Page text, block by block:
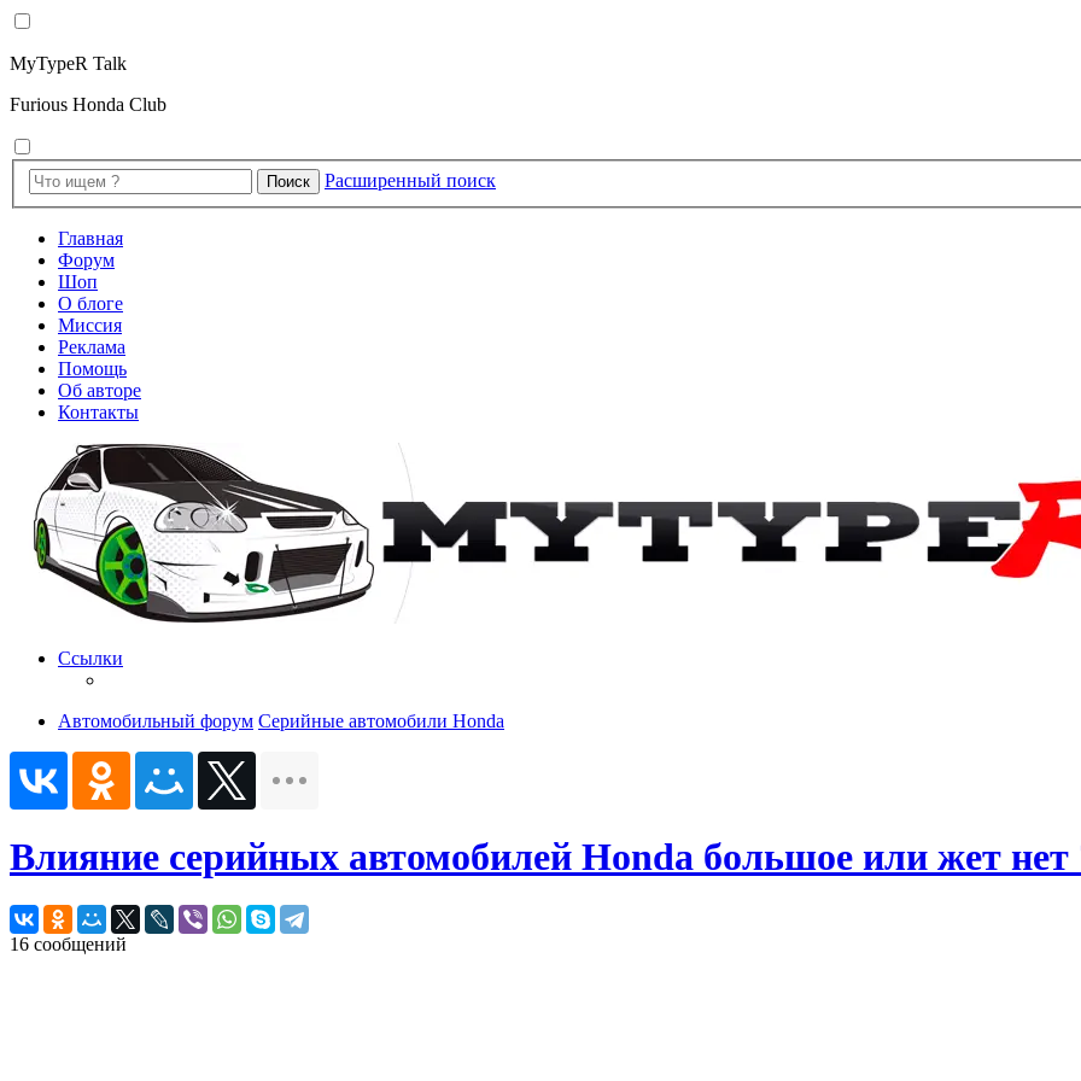
MyTypeR Talk
Furious Honda Club
Поиск Расширенный поиск
Главная
Форум
Шоп
О блоге
Миссия
Реклама
Помощь
Об авторе
Контакты
Ссылки
Автомобильный форум Серийные автомобили Honda
Влияние серийных автомобилей Honda большое или жет нет
16 сообщений